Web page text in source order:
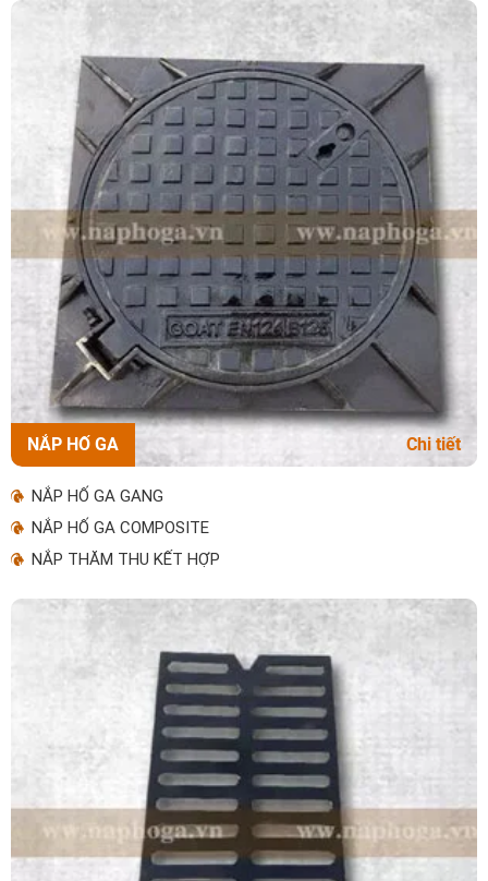
NẮP HỐ GA Chi tiết
NẮP HỐ GA GANG
NẮP HỐ GA COMPOSITE
NẮP THĂM THU KẾT HỢP